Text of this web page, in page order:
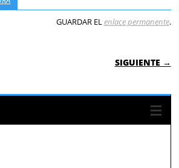
GUARDAR ELenlace permanente.
DE ENTRADAS
SIGUIENTE →